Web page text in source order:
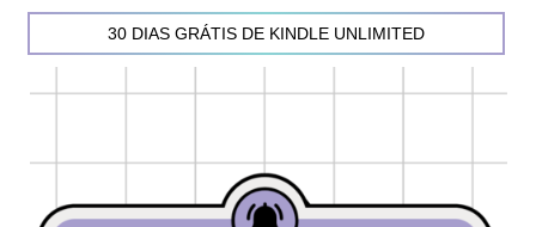
30 DIAS GRÁTIS DE KINDLE UNLIMITED